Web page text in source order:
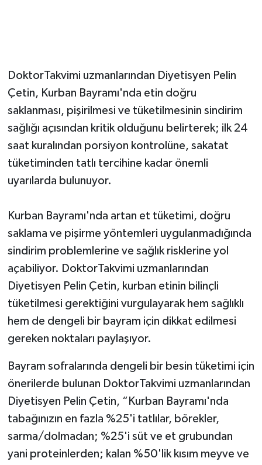
DoktorTakvimi uzmanlarından Diyetisyen Pelin
Çetin, Kurban Bayramı'nda etin doğru
saklanması, pişirilmesi ve tüketilmesinin sindirim
sağlığı açısından kritik olduğunu belirterek; ilk 24
saat kuralından porsiyon kontrolüne, sakatat
tüketiminden tatlı tercihine kadar önemli
uyarılarda bulunuyor.
Kurban Bayramı'nda artan et tüketimi, doğru
saklama ve pişirme yöntemleri uygulanmadığında
sindirim problemlerine ve sağlık risklerine yol
açabiliyor. DoktorTakvimi uzmanlarından
Diyetisyen Pelin Çetin, kurban etinin bilinçli
tüketilmesi gerektiğini vurgulayarak hem sağlıklı
hem de dengeli bir bayram için dikkat edilmesi
gereken noktaları paylaşıyor.
Bayram sofralarında dengeli bir besin tüketimi için
önerilerde bulunan DoktorTakvimi uzmanlarından
Diyetisyen Pelin Çetin, “Kurban Bayramı'nda
tabağınızın en fazla %25'i tatlılar, börekler,
sarma/dolmadan; %25'i süt ve et grubundan
yani proteinlerden; kalan %50'lik kısım meyve ve